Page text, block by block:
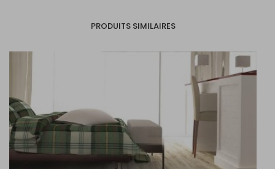
PRODUITS SIMILAIRES